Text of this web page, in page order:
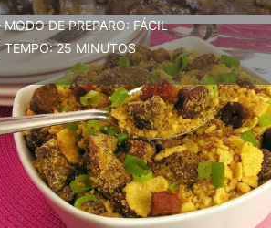
MODO DE PREPARO: FÁCIL
TEMPO: 25 MINUTOS
A